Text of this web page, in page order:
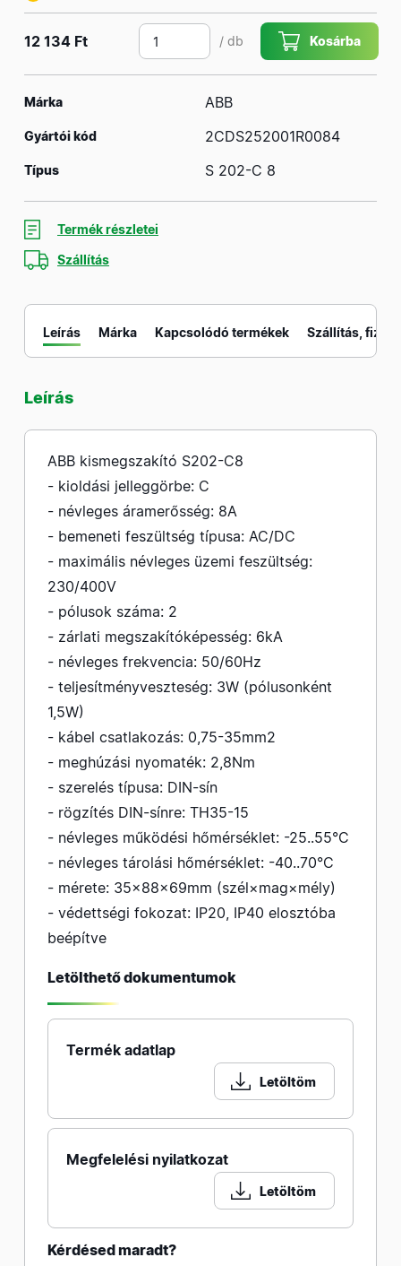
12 134 Ft / db Kosárba
Márka ABB
Gyártói kód 2CDS252001R0084
Típus S 202-C 8
Termék részletei
Szállítás
Leírás Márka Kapcsolódó termékek Szállítás,
Leírás
ABB kismegszakító S202-C8
- kioldási jelleggörbe: C
- névleges áramerősség: 8A
- bemeneti feszültség típusa: AC/DC
- maximális névleges üzemi feszültség:
230/400V
- pólusok száma: 2
- zárlati megszakítóképesség: 6kA
- névleges frekvencia: 50/60Hz
- teljesítményveszteség: 3W (pólusonként
1,5W)
- kábel csatlakozás: 0,75-35mm2
- meghúzási nyomaték: 2,8Nm
- szerelés típusa: DIN-sín
- rögzítés DIN-sínre: TH35-15
- névleges működési hőmérséklet: -25..55°C
- névleges tárolási hőmérséklet: -40..70°C
- mérete: 35×88×69mm (szél×mag×mély)
- védettségi fokozat: IP20, IP40 elosztóba
beépítve
Letölthető dokumentumok
Termék adatlap
Letöltöm
Megfelelési nyilatkozat
Letöltöm
Kérdésed maradt?